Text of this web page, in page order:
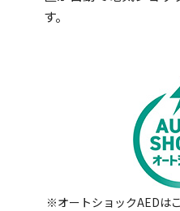
※オートショックAEDは
す。